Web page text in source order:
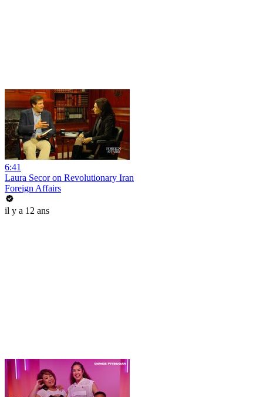
6:41
Laura Secor on Revolutionary Iran
Foreign Affairs
il y a 12 ans